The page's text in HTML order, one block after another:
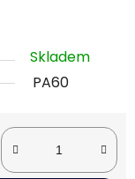
Skladem
PA60